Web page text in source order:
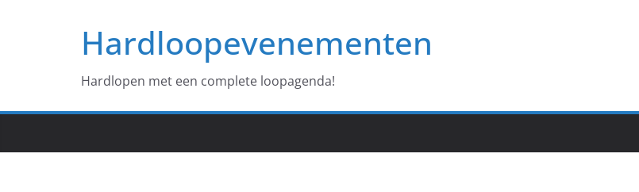
Hardloopevenementen
Hardlopen met een complete loopagenda!